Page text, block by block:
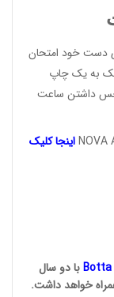
دست خود امتحان
یک به یک چاپ
حس داشتن ساعت
اینجا کلیک
Bottaبا دو سال
خواهد داشت.